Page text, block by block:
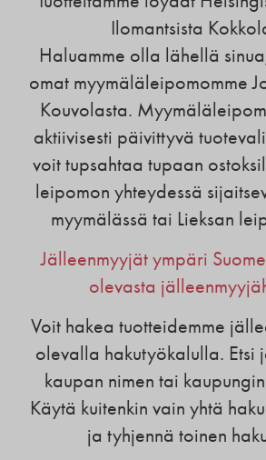
Ilomantsista
Haluamme olla lähellä
omat myymäläleipomomme
Kouvolasta.
aktiivisesti päivittyvä
voit tupsahtaa tupaan
leipomon yhteydessä
myymälässä tai Lieksan
Jälleenmyyjät ympäri
olevasta
Voit hakea tuotteidemme
olevalla hakutyökalulla. Etsi
kaupan nimen tai
Käytä kuitenkin vain yhtä
ja tyhjennä toinen